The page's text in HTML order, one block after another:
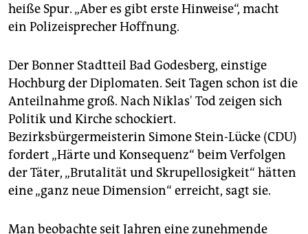
heiße Spur. „Aber es gibt erste Hinweise“, macht
ein Polizeisprecher Hoffnung.
Der Bonner Stadtteil Bad Godesberg, einstige
Hochburg der Diplomaten. Seit Tagen schon ist die
Anteilnahme groß. Nach Niklas' Tod zeigen sich
Politik und Kirche schockiert.
Bezirksbürgermeisterin Simone Stein-Lücke (CDU)
fordert „Härte und Konsequenz“ beim Verfolgen
der Täter, „Brutalität und Skrupellosigkeit“ hätten
eine „ganz neue Dimension“ erreicht, sagt sie.
Man beobachte seit Jahren eine zunehmende